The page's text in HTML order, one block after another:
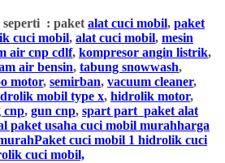
seperti : paket alat cuci mobil, paket
cuci mobil, alat cuci mobil, mesin
air cnp cdlf, kompresor angin listrik,
air bensin, tabung snowwash,
motor, semirban, vacuum cleaner,
mobil type x, hidrolik motor,
cnp, gun cnp, spart part paket alat
paket usaha cuci mobil murahharga
cuci mobil 1 hidrolik cuci
cuci mobil,